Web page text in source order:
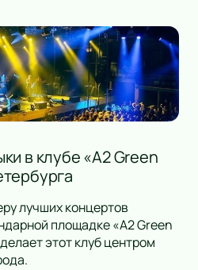
в клубе «A2 Green
лучших концертов
площадке «A2 Green
этот клуб центром